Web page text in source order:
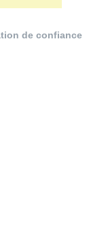
de confiance